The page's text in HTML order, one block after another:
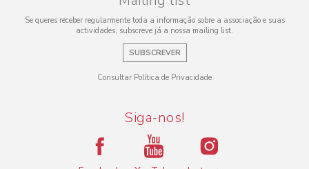
Se queres receber regularmente toda a informação sobre a associação e suas
actividades, subscreve já a nossa mailing list.
SUBSCREVER
Consultar Política de Privacidade
Siga-nos!